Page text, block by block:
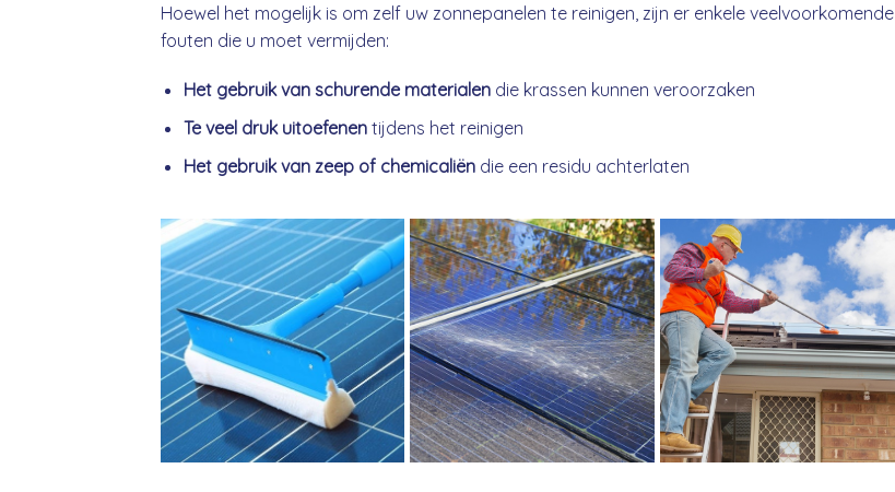
Hoewel het mogelijk is om zelf uw zonnepanelen te reinigen, zijn er enkele veelvoorkomende
fouten die u moet vermijden:
Het gebruik van schurende materialendie krassen kunnen veroorzaken
Te veel druk uitoefenentijdens het reinigen
Het gebruik van zeep of chemicaliëndie een residu achterlaten